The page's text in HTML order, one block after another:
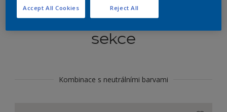
Koordinovat barevné
sekce
Kombinace s neutrálními barvami
Reject All
Accept All Cookies